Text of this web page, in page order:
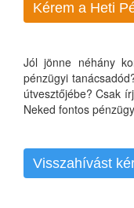
Kérem a Heti
Jól jönne néhány
pénzügyi
útvesztőjébe? Csak
Neked fontos
Visszahívást